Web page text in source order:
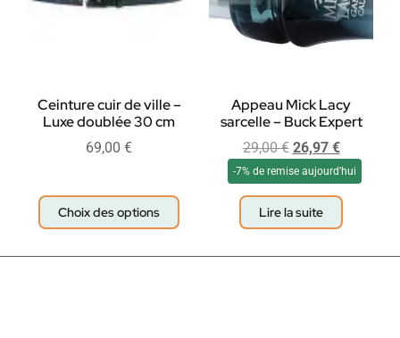
Ceinture cuir de ville –
Luxe doublée 30 cm
69,00 €
Choix des options
Appeau Mick Lacy
sarcelle – Buck Expert
29,00€ 26,97 €
-7% de remise aujourd'hui
Lire la suite